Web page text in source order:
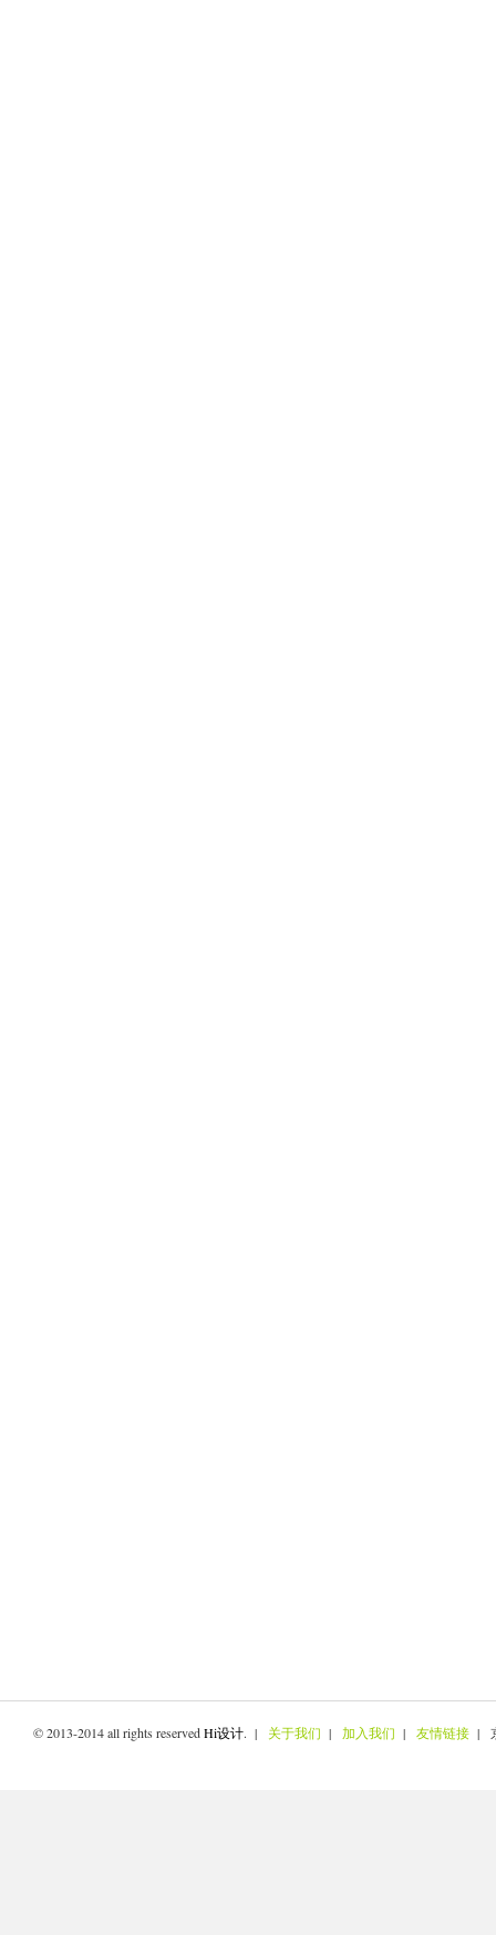
© 2013-2014 all rights reservedHi设计. | 关于我们 | 加入我们 | 友情链接 |